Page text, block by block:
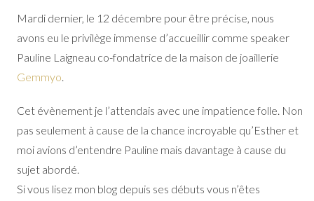
Mardi dernier, le 12 décembre pour être précise, nous
avons eu le privilège immense d’accueillir comme speaker
Pauline Laigneau co-fondatrice de la maison de joaillerie
Gemmyo.
Cet évènement je l’attendais avec une impatience folle. Non
pas seulement à cause de la chance incroyable qu’Esther et
moi avions d’entendre Pauline mais davantage à cause du
sujet abordé.
Si vous lisez mon blog depuis ses débuts vous n’êtes